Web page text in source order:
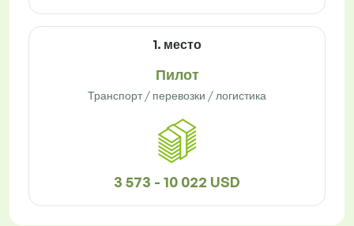
1. место
Пилот
Транспорт / перевозки / логистика
3 573 - 10 022 USD